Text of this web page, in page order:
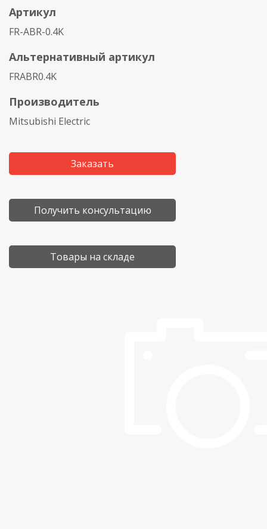
Артикул
FR-ABR-0.4K
Альтернативный артикул
FRABR0.4K
Производитель
Mitsubishi Electric
Заказать
Получить консультацию
Товары на складе